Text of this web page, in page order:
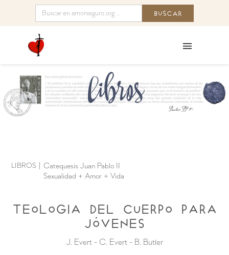
LIBROS
Catequesis Juan Pablo II
Sexualidad + Amor + Vida
Teologia del Cuerpo para
jóvenes
J. Evert - C. Evert - B. Butler